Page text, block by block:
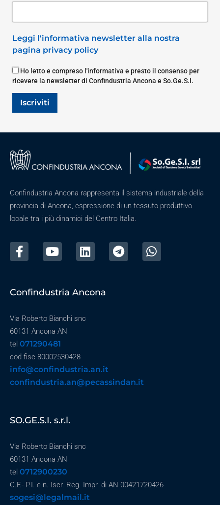
Leggi l'informativa newsletter alla nostra
pagina privacy policy
Ho letto e compreso l'informativa e presto il consenso per
ricevere la newsletter di Confindustria Ancona e So.Ge.S.I.
Iscriviti
Confindustria Ancona rappresenta il sistema industriale della
provincia di Ancona, espressione di un tessuto produttivo
locale tra i più dinamici del Centro Italia.
Confindustria Ancona
Via Roberto Bianchi snc
60131 Ancona AN
tel 071290481
cod fisc 80002530428
info@confindustria.an.it
confindustria.an@pecassindan.it
SO.GE.S.I. s.r.l.
Via Roberto Bianchi snc
60131 Ancona AN
tel 0712900230
C.F.- P.I. e n. Iscr. Reg. Impr. di AN 00421720426
sogesi@legalmail.it